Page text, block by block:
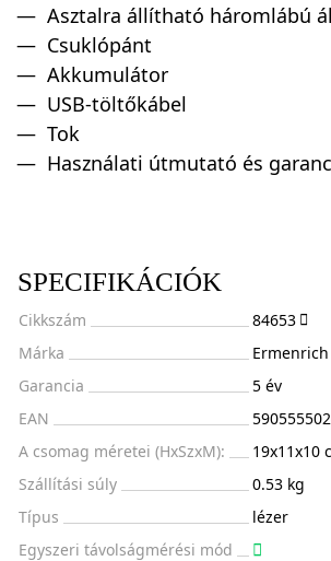
Asztalra állítható háromlábú
Csuklópánt
Akkumulátor
USB-töltőkábel
Tok
Használati útmutató és
SPECIFIKÁCIÓK
Cikkszám
84653
Márka
Ermenrich
Garancia
5 év
EAN
A csomag méretei (HxSzxM):
19x11x10
Szállítási súly
0.53 kg
Típus
lézer
Egyszeri távolságmérési mód